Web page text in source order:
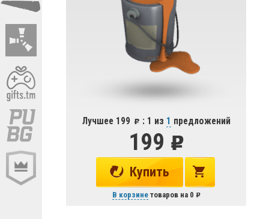
Лучшее 199 : 1 из 1 предложений
199
Купить
В корзинетоваров на 0